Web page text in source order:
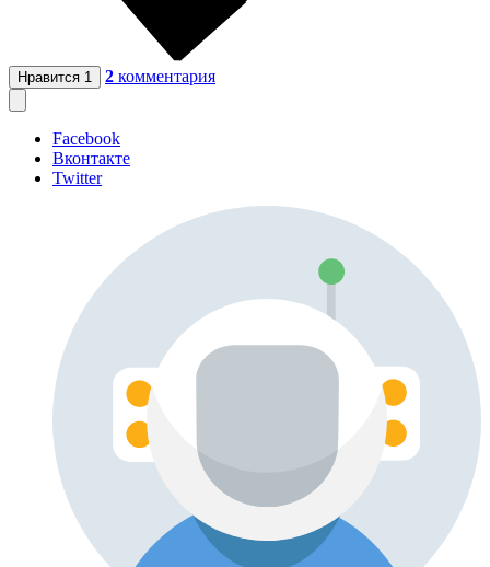
Нравится 1 2 комментария
Facebook
Вконтакте
Twitter